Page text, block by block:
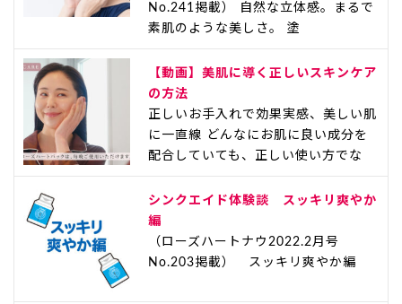
No.241掲載） 自然な立体感。まるで
素肌のような美しさ。 塗
【動画】美肌に導く正しいスキンケア
の方法
正しいお手入れで効果実感、美しい肌
に一直線 どんなにお肌に良い成分を
配合していても、正しい使い方でな
シンクエイド体験談 スッキリ爽やか
編
（ローズハートナウ2022.2月号
No.203掲載） スッキリ爽やか編